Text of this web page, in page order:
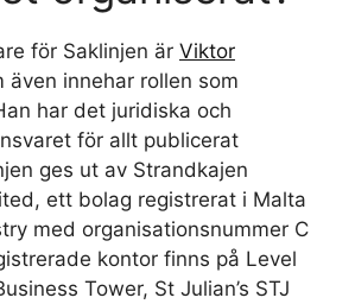
för Saklinjen är Viktor
även innehar rollen som
har det juridiska och
för allt publicerat
ges ut av Strandkajen
ett bolag registrerat i Malta
med organisationsnummer C
kontor finns på Level
Tower, St Julian’s STJ